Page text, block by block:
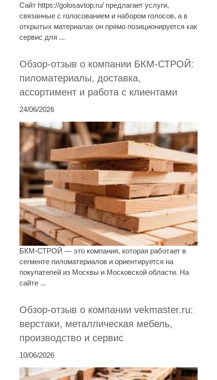
Сайт https://golosavtop.ru/ предлагает услуги,
связанные с голосованием и набором голосов, а в
открытых материалах он прямо позиционируется как
сервис для ...
Обзор-отзыв о компании БКМ-СТРОЙ:
пиломатериалы, доставка,
ассортимент и работа с клиентами
24/06/2026
БКМ-СТРОЙ — это компания, которая работает в
сегменте пиломатериалов и ориентируется на
покупателей из Москвы и Московской области. На
сайте ...
Обзор-отзыв о компании vekmaster.ru:
верстаки, металлическая мебель,
производство и сервис
10/06/2026